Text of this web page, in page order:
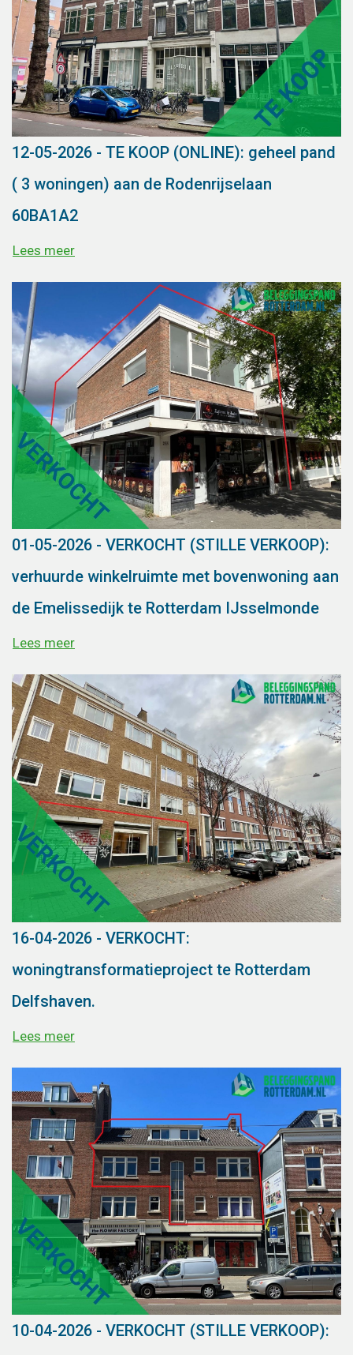
12-05-2026 - TE KOOP (ONLINE): geheel pand
( 3 woningen) aan de Rodenrijselaan
60BA1A2
Lees meer
01-05-2026 - VERKOCHT (STILLE VERKOOP):
verhuurde winkelruimte met bovenwoning aan
de Emelissedijk te Rotterdam IJsselmonde
Lees meer
16-04-2026 - VERKOCHT:
woningtransformatieproject te Rotterdam
Delfshaven.
Lees meer
10-04-2026 - VERKOCHT (STILLE VERKOOP):